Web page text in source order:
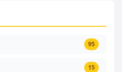
95
15